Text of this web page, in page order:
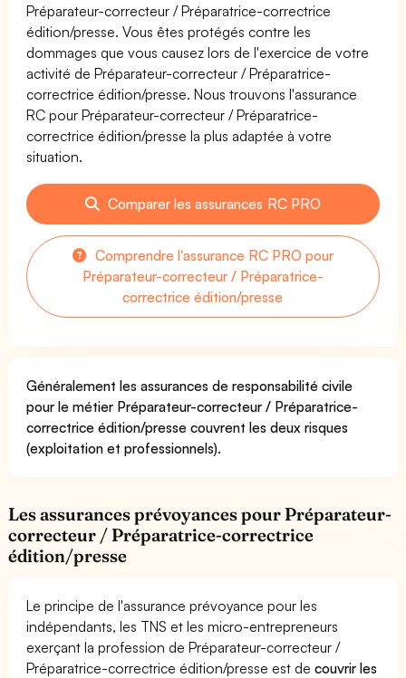
Préparateur-correcteur / Préparatrice-correctrice
édition/presse. Vous êtes protégés contre les
dommages que vous causez lors de l'exercice de votre
activité de Préparateur-correcteur / Préparatrice-
correctrice édition/presse. Nous trouvons l'assurance
RC pour Préparateur-correcteur / Préparatrice-
correctrice édition/presse la plus adaptée à votre
situation.
Comparer les assurances RC PRO
Comprendre l'assurance RC PRO pour
Préparateur-correcteur / Préparatrice-
correctrice édition/presse
Généralement les assurances de responsabilité civile
pour le métier Préparateur-correcteur / Préparatrice-
correctrice édition/presse couvrent les deux risques
(exploitation et professionnels).
Les assurances prévoyances pour Préparateur-
correcteur / Préparatrice-correctrice
édition/presse
Le principe de l'assurance prévoyance pour les
indépendants, les TNS et les micro-entrepreneurs
exerçant la profession de Préparateur-correcteur /
Préparatrice-correctrice édition/presse est decouvrir les